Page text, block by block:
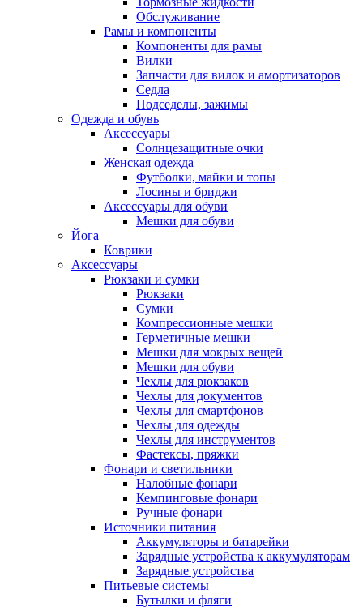
Обслуживание
Рамы и компоненты
Компоненты для рамы
Вилки
Запчасти для вилок и амортизаторов
Седла
Подседелы, зажимы
Одежда и обувь
Аксессуары
Солнцезащитные очки
Женская одежда
Футболки, майки и топы
Лосины и бриджи
Аксессуары для обуви
Мешки для обуви
Йога
Коврики
Аксессуары
Рюкзаки и сумки
Рюкзаки
Сумки
Компрессионные мешки
Герметичные мешки
Мешки для мокрых вещей
Мешки для обуви
Чехлы для рюкзаков
Чехлы для документов
Чехлы для смартфонов
Чехлы для одежды
Чехлы для инструментов
Фастексы, пряжки
Фонари и светильники
Налобные фонари
Кемпинговые фонари
Ручные фонари
Источники питания
Аккумуляторы и батарейки
Зарядные устройства к аккумуляторам
Зарядные устройства
Питьевые системы
Бутылки и фляги